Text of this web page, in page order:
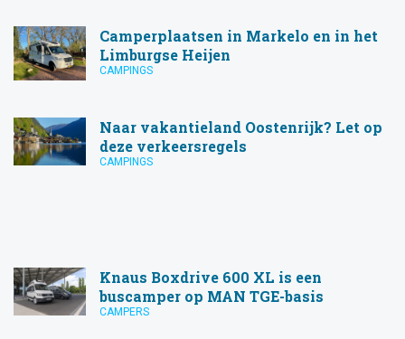
Camperplaatsen in Markelo en in het
Limburgse Heijen
CAMPINGS
Naar vakantieland Oostenrijk? Let op
deze verkeersregels
CAMPINGS
Knaus Boxdrive 600 XL is een
buscamper op MAN TGE-basis
CAMPERS